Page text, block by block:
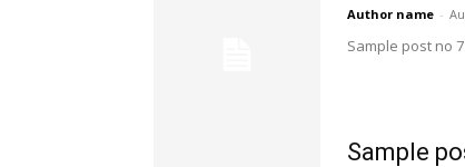
ติด
Author name -
Sample post no
Sample